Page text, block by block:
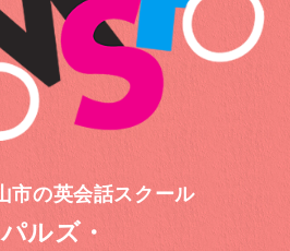
市の英会話スクール
ルズ・